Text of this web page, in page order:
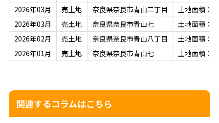
2026年03月
売土地 奈良県奈良市青山二丁目
土地面積：
2026年03月
売土地 奈良県奈良市青山七
土地面積：
2026年02月
売土地 奈良県奈良市青山八丁目
土地面積：
2026年01月
売土地 奈良県奈良市青山七 土地面積：
関連するコラムはこちら